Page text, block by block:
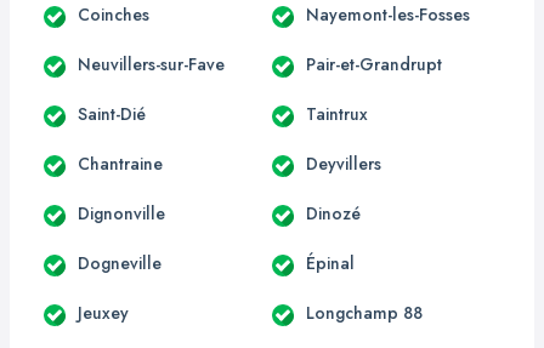
Coinches Nayemont-les-Fosses
Neuvillers-sur-Fave Pair-et-Grandrupt
Saint-Dié Taintrux
Chantraine Deyvillers
Dignonville Dinozé
Dogneville Épinal
Jeuxey Longchamp 88